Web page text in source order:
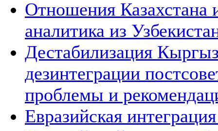
Отношения Казахстана
аналитика из
Дестабилизация
дезинтеграции
проблемы и
Евразийская